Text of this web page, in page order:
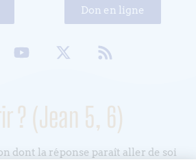
Don en ligne
? (Jean 5, 6)
dont la réponse paraît aller de soi